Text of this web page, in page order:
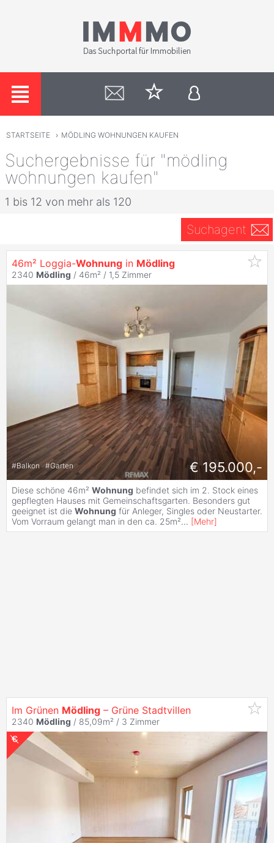
STARTSEITE › MÖDLING WOHNUNGEN KAUFEN
Suchergebnisse für "mödling
wohnungen kaufen"
1 bis 12 von mehr als 120
Suchagent
46m² Loggia-Wohnung in Mödling
2340 Mödling / 46m² / 1,5 Zimmer
#Balkon #Garten € 195.000,-
Diese schöne 46m² Wohnung befindet sich im 2. Stock eines
gepflegten Hauses mit Gemeinschaftsgarten. Besonders gut
geeignet ist die Wohnung für Anleger, Singles oder Neustarter.
Vom Vorraum gelangt man in den ca. 25m²... [Mehr]
Im Grünen Mödling – Grüne Stadtvillen
2340 Mödling / 85,09m² / 3 Zimmer